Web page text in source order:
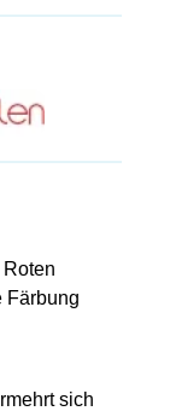
Färbung
sich